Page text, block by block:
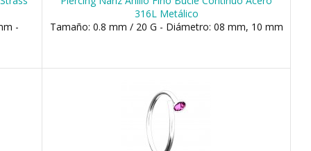
-
316L Metálico
Tamaño: 0.8 mm / 20 G - Diámetro: 08 mm, 10 mm